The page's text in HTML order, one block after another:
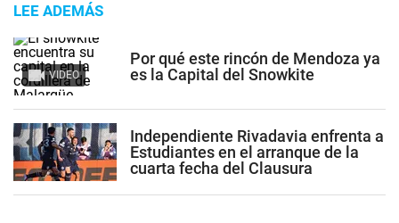
LEE ADEMÁS
VIDEO
Por qué este rincón de Mendoza ya
es la Capital del Snowkite
Independiente Rivadavia enfrenta a
Estudiantes en el arranque de la
cuarta fecha del Clausura